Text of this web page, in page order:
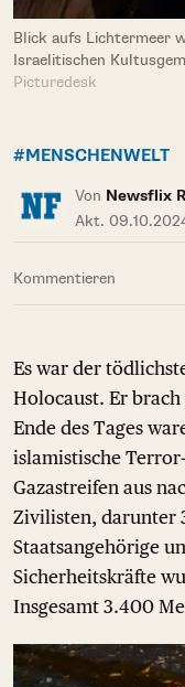
Blick aufs Lichtermeer
Israelitischen
Picturedesk
#MENSCHENWELT
Von Newsflix
Akt.
Kommentieren
Es war der
Holocaust. Er
Ende des Tages
islamistische
Gazastreifen aus
Zivilisten, darunter
Staatsangehörige
Sicherheitskräfte
Insgesamt 3.400